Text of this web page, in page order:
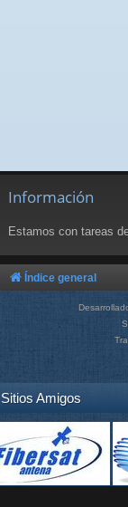
Información
Estamos con tareas
Índice general
Sitios Amigos